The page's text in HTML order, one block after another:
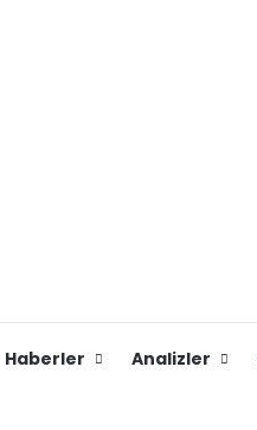
Haberler Analizler